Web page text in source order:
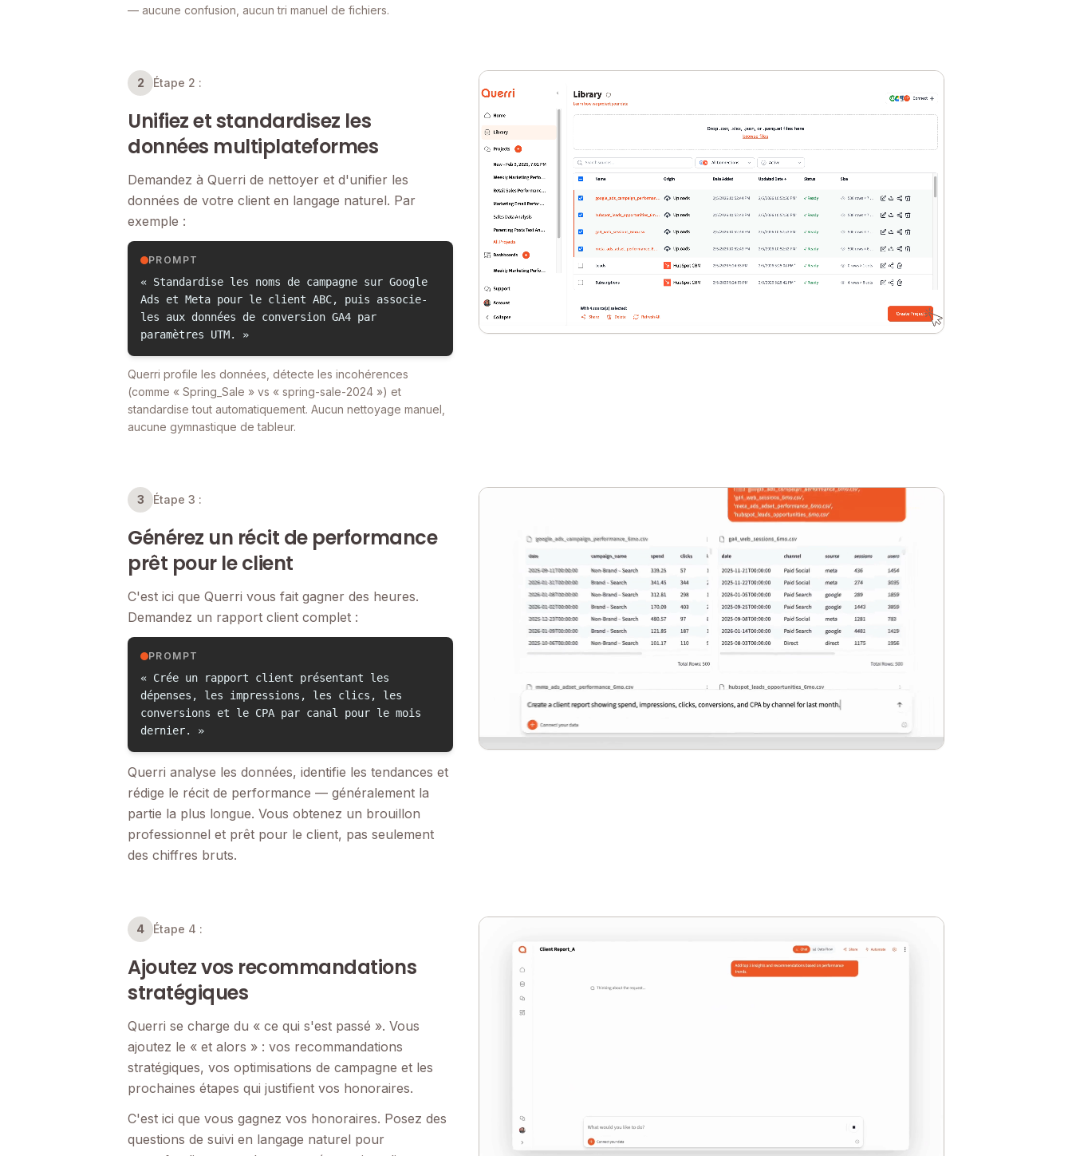
— aucune confusion, aucun tri manuel de fichiers.
2 Étape 2 :
Unifiez et standardisez les
données multiplateformes
Demandez à Querri de nettoyer et d'unifier les
données de votre client en langage naturel. Par
exemple :
PROMPT
« Standardise les noms de campagne sur Google
Ads et Meta pour le client ABC, puis associe-
les aux données de conversion GA4 par
paramètres UTM. »
Querri profile les données, détecte les incohérences
(comme « Spring_Sale » vs « spring-sale-2024 ») et
standardise tout automatiquement. Aucun nettoyage manuel,
aucune gymnastique de tableur.
3 Étape 3 :
Générez un récit de performance
prêt pour le client
C'est ici que Querri vous fait gagner des heures.
Demandez un rapport client complet :
PROMPT
« Crée un rapport client présentant les
dépenses, les impressions, les clics, les
conversions et le CPA par canal pour le mois
dernier. »
Querri analyse les données, identifie les tendances et
rédige le récit de performance — généralement la
partie la plus longue. Vous obtenez un brouillon
professionnel et prêt pour le client, pas seulement
des chiffres bruts.
4 Étape 4 :
Ajoutez vos recommandations
stratégiques
Querri se charge du « ce qui s'est passé ». Vous
ajoutez le « et alors » : vos recommandations
stratégiques, vos optimisations de campagne et les
prochaines étapes qui justifient vos honoraires.
C'est ici que vous gagnez vos honoraires. Posez des
questions de suivi en langage naturel pour